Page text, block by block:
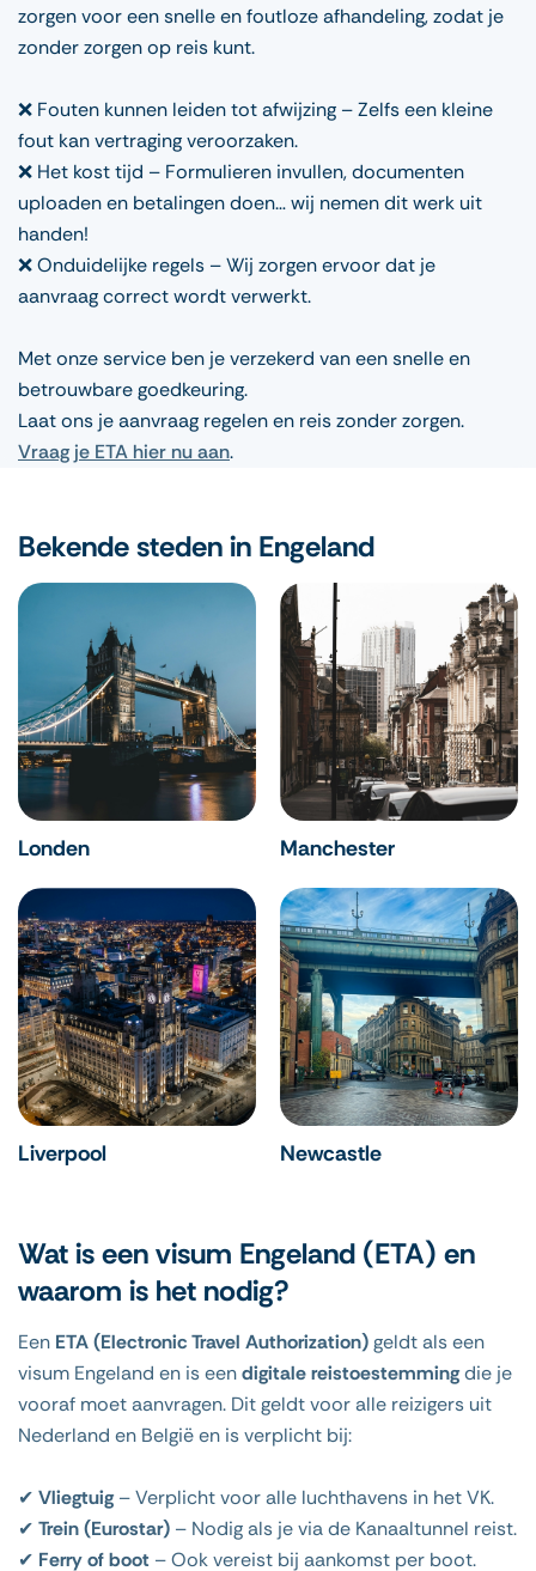
zorgen voor een snelle en foutloze afhandeling, zodat je
zonder zorgen op reis kunt.
❌ Fouten kunnen leiden tot afwijzing – Zelfs een kleine
fout kan vertraging veroorzaken.
❌ Het kost tijd – Formulieren invullen, documenten
uploaden en betalingen doen… wij nemen dit werk uit
handen!
❌ Onduidelijke regels – Wij zorgen ervoor dat je
aanvraag correct wordt verwerkt.
Met onze service ben je verzekerd van een snelle en
betrouwbare goedkeuring.
Laat ons je aanvraag regelen en reis zonder zorgen.
Vraag je ETA hier nu aan.
Bekende steden in Engeland
Londen Manchester
Liverpool Newcastle
Wat is een visum Engeland (ETA) en
waarom is het nodig?
Een ETA (Electronic Travel Authorization)geldt als een
visum Engeland en is eendigitale reistoestemmingdie je
vooraf moet aanvragen. Dit geldt voor alle reizigers uit
Nederland en België en is verplicht bij:
✔ Vliegtuig– Verplicht voor alle luchthavens in het VK.
✔ Trein (Eurostar) – Nodig als je via de Kanaaltunnel reist.
✔ Ferry of boot – Ook vereist bij aankomst per boot.